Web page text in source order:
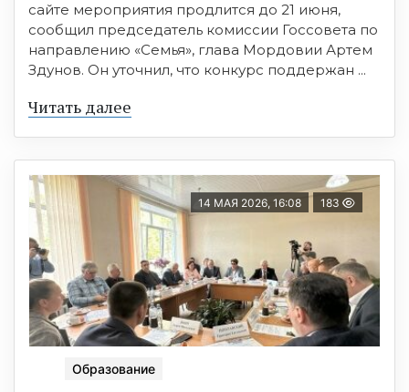
сайте мероприятия продлится до 21 июня,
сообщил председатель комиссии Госсовета по
направлению «Семья», глава Мордовии Артем
Здунов. Он уточнил, что конкурс поддержан ...
Читать далее
14 МАЯ 2026, 16:08 183
Образование